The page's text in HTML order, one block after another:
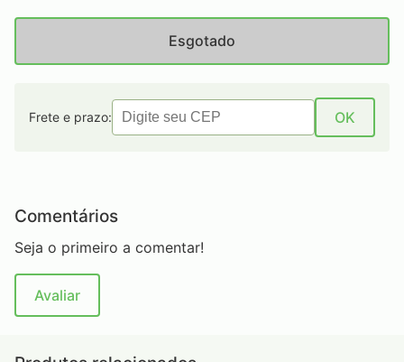
Esgotado
Frete e prazo: OK
Comentários
Seja o primeiro a comentar!
Avaliar